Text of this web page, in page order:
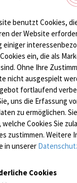
Substrate,
/ Lipoproteine Niere
Säuren-Basen-Status
/
/ Antikoagulation
Tumormarker
Nebenschilddrüse (
/ Wachstum;
Sterilität
Allergiediagnostik
Antiepileptika,
benutzt Cookies,
der Website
einiger
ein, die als
Ohne Ihre
nicht ausgespielt
fortlaufend
uns die Erfassung
zu ermöglichen.
welche Cookies Sie
zustimmen. Weitere
in unserer
Cookies